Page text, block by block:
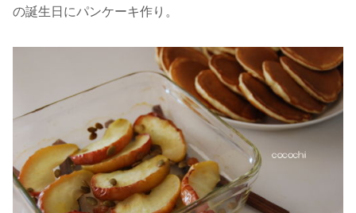
の誕生日にパンケーキ作り。